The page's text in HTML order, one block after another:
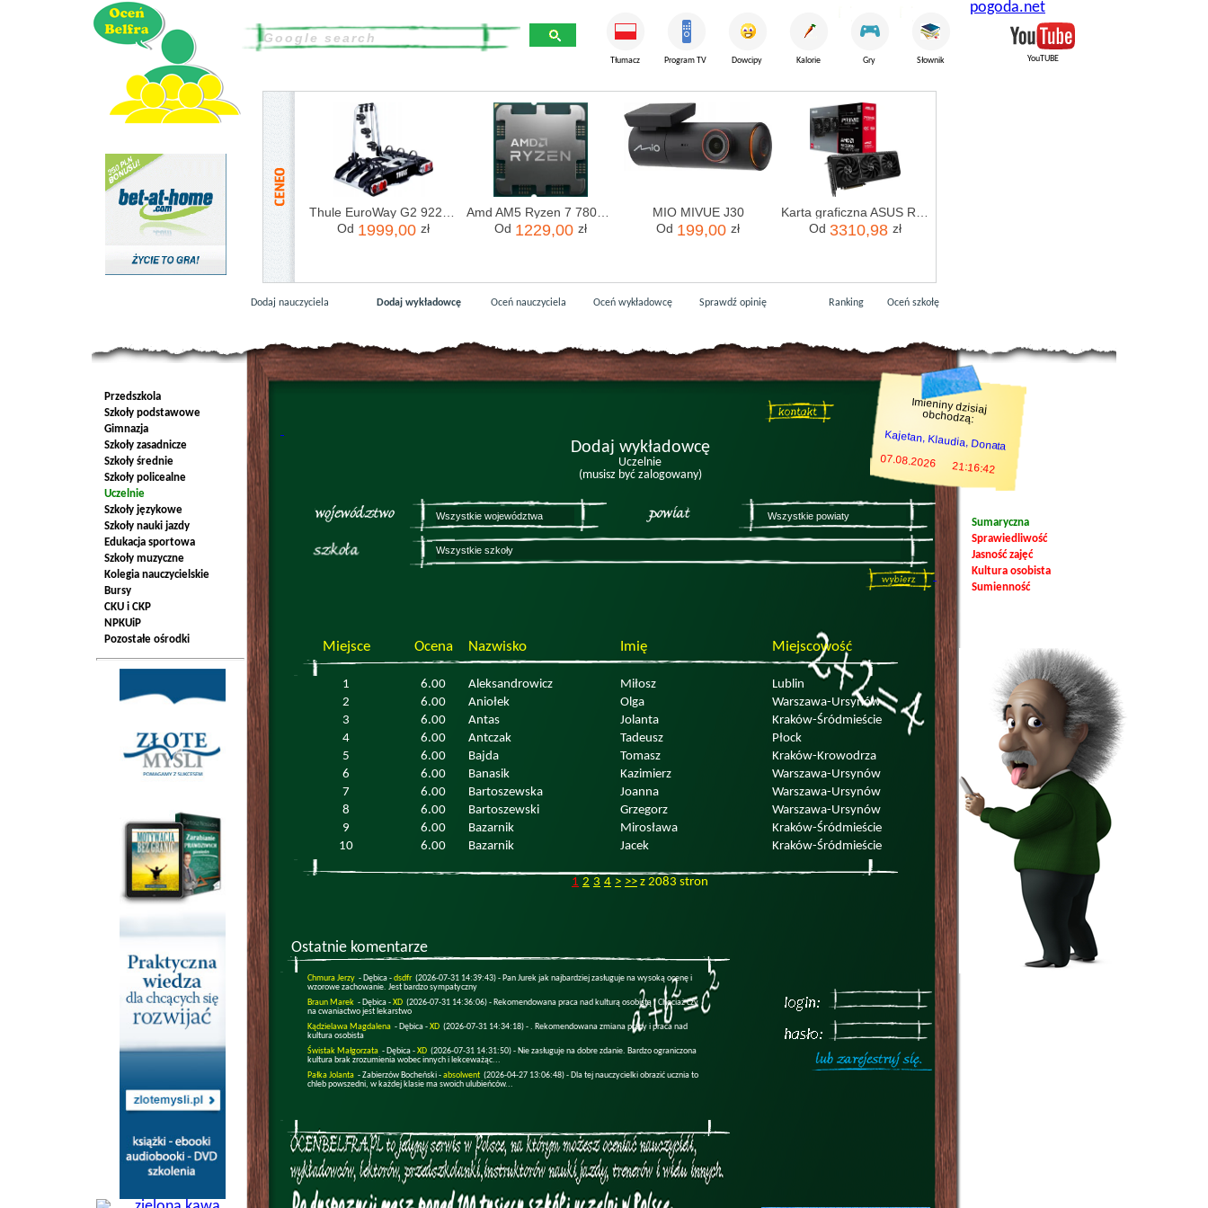
Tłumacz Program TV Dowcipy Kalorie Gry Słownik
Od 1999,00 zł
Od 1229,00 zł
MIO MIVUE J30
Od 199,00 zł
Od 3310,98 zł
Dodaj nauczyciela Dodaj wykładowcę Oceń nauczyciela Oceń wykładowcę Sprawdź opinię Ranking Oceń szkołę
pogoda.net
YouTUBE
Dodaj wykładowcę
Uczelnie
(musisz być zalogowany)
Miejsce Ocena Nazwisko Imię Miejscowość
1 6.00 Aleksandrowicz Miłosz
Lublin
2
6.00 Aniołek Olga
Warszawa-Ursynów
3
6.00 Antas Jolanta
Kraków-Śródmieście
4
6.00 Antczak Tadeusz
Płock
5
6.00 Bajda Tomasz
Kraków-Krowodrza
6
6.00 Banasik Kazimierz
Warszawa-Ursynów
7
6.00 Bartoszewska Joanna
Warszawa-Ursynów
8
6.00 Bartoszewski Grzegorz
Warszawa-Ursynów
9
6.00 Bazarnik Mirosława
Kraków-Śródmieście
10
6.00 Bazarnik Jacek Kraków-Śródmieście
1 2 3 4 > >> z 2083 stron
Ostatnie komentarze
Chmura Jerzy - Dębica -dsdfr (2026-07-31 14:39:43) - Pan Jurek jak najbardziej zasługuje na wysoką ocenę i
wzorowe zachowanie. Jest bardzo sympatyczny
Braun Marek - Dębica -XD (2026-07-31 14:36:06) - Rekomendowana praca nad kulturą osobistą . Chociaż czy
na cwaniactwo jest lekarstwo
Kądzielawa Magdalena - Dębica -XD (2026-07-31 14:34:18) -. Rekomendowana zmiana pracy i praca nad
kultura osobista
Świstak Małgorzata - Dębica -XD (2026-07-31 14:31:50) - Nie zasługuje na dobre zdanie. Bardzo ograniczona
kultura brak zrozumienia wobec innych i lekceważąc...
Pałka Jolanta - Zabierzów Bocheński -absolwent (2026-04-27 13:06:48) - Dla tej nauczycielki obrazić ucznia to
chleb powszedni, w każdej klasie ma swoich ulubieńców...
Sumaryczna
Sprawiedliwość
Jasność zajęć
Kultura osobista
Sumienność
Imieniny dzisiaj
obchodzą:
Kajetan, Klaudia, Donata
07.08.2026 21:16:42
Przedszkola
Szkoły podstawowe
Gimnazja
Szkoły zasadnicze
Szkoły średnie
Szkoły policealne
Uczelnie
Szkoły językowe
Szkoły nauki jazdy
Edukacja sportowa
Szkoły muzyczne
Kolegia nauczycielskie
Bursy
CKU i CKP
NPKUiP
Pozostałe ośrodki